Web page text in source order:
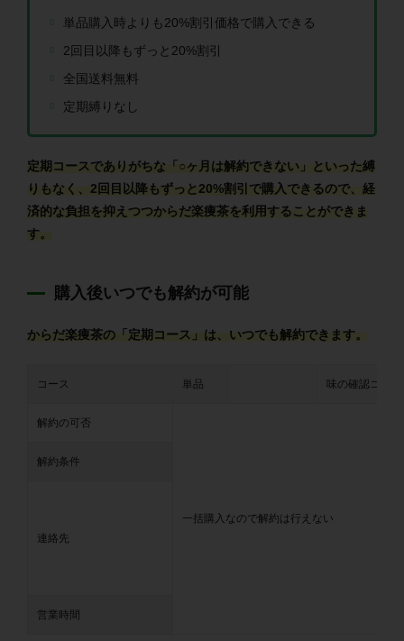
単品購入時よりも20%割引価格で購入できる
2回目以降もずっと20%割引
全国送料無料
定期縛りなし
定期コースでありがちな「○ヶ月は解約できない」といった縛
りもなく、2回目以降もずっと20%割引で購入できるので、経
済的な負担を抑えつつからだ楽痩茶を利用することができま
す。
購入後いつでも解約が可能
からだ楽痩茶の「定期コース」は、いつでも解約できます。
コース 単品 味の確認コース
解約の可否
一括購入なので解約は行えない
解約条件
連絡先
営業時間